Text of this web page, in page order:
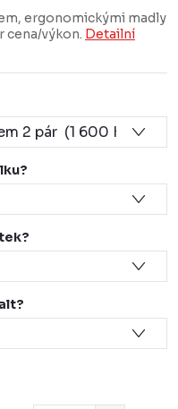
ergonomickými madly
cena/výkon. Detailní